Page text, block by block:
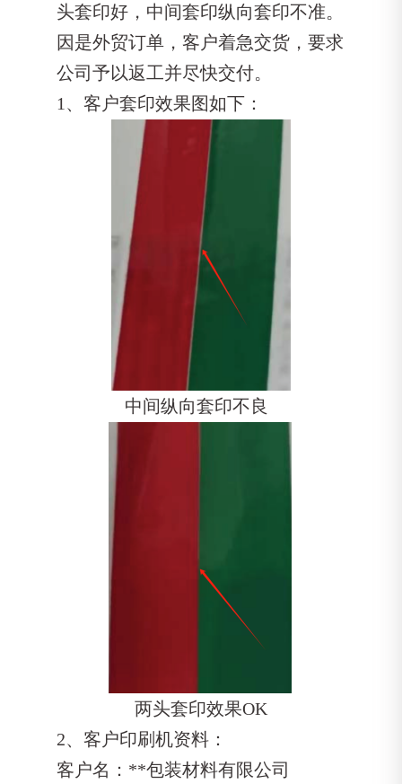
头套印好，中间套印纵向套印不准。
因是外贸订单，客户着急交货，要求
公司予以返工并尽快交付。
1、客户套印效果图如下：
中间纵向套印不良
两头套印效果OK
2、客户印刷机资料：
客户名：**包装材料有限公司